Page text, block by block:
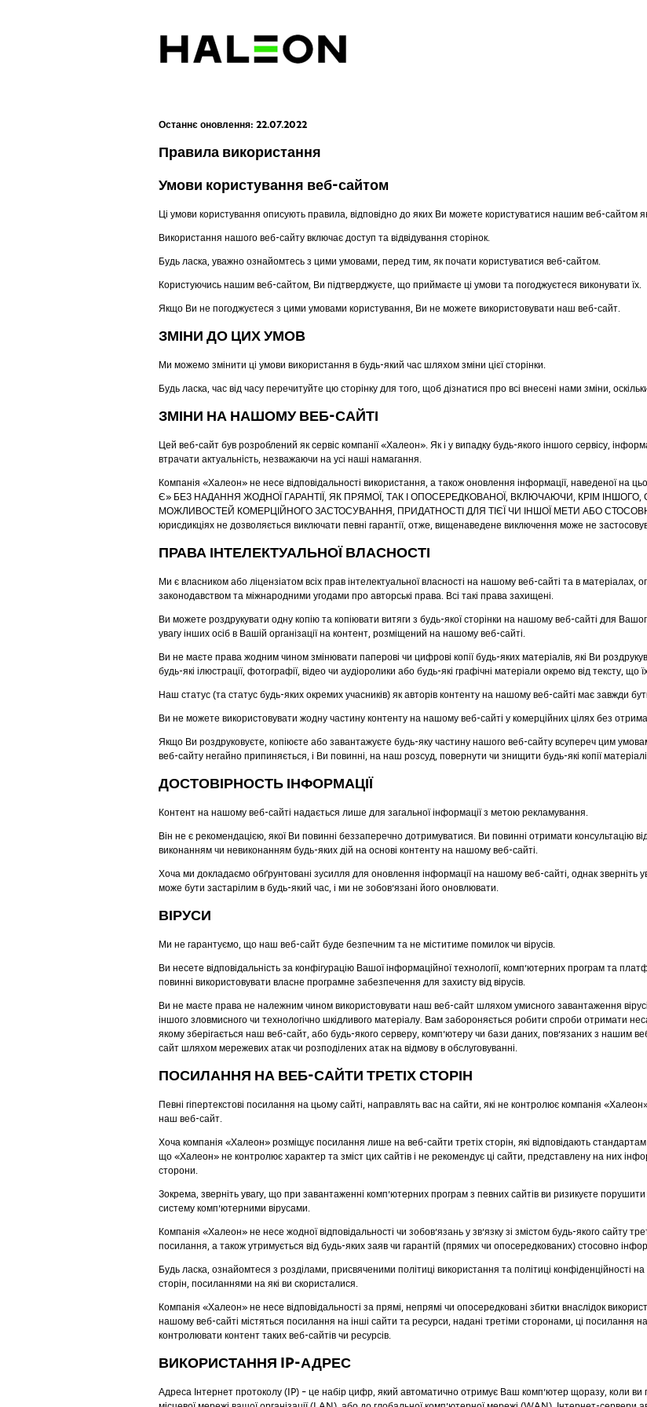
Останнє оновлення: 22.07.2022
Правила використання
Умови користування веб-сайтом
Ці умови користування описують правила, відповідно до яких Ви можете користуватися нашим веб-сайтом як
Використання нашого веб-сайту включає доступ та відвідування сторінок.
Будь ласка, уважно ознайомтесь з цими умовами, перед тим, як почати користуватися веб-сайтом.
Користуючись нашим веб-сайтом, Ви підтверджуєте, що приймаєте ці умови та погоджуєтеся виконувати їх.
Якщо Ви не погоджуєтеся з цими умовами користування, Ви не можете використовувати наш веб-сайт.
ЗМІНИ ДО ЦИХ УМОВ
Ми можемо змінити ці умови використання в будь-який час шляхом зміни цієї сторінки.
Будь ласка, час від часу перечитуйте цю сторінку для того, щоб дізнатися про всі внесені нами зміни,
ЗМІНИ НА НАШОМУ ВЕБ-САЙТІ
Цей веб-сайт був розроблений як сервіс компанії «Халеон». Як і у випадку будь-якого іншого сервісу,
втрачати актуальність, незважаючи на усі наші намагання.
Компанія «Халеон» не несе відповідальності використання, а також оновлення інформації, наведеної на
Є» БЕЗ НАДАННЯ ЖОДНОЇ ГАРАНТІЇ, ЯК ПРЯМОЇ, ТАК І ОПОСЕРЕДКОВАНОЇ, ВКЛЮЧАЮЧИ, КРІМ
МОЖЛИВОСТЕЙ КОМЕРЦІЙНОГО ЗАСТОСУВАННЯ, ПРИДАТНОСТІ ДЛЯ ТІЄЇ ЧИ ІНШОЇ МЕТИ АБО
юрисдикціях не дозволяється виключати певні гарантії, отже, вищенаведене виключення може не
ПРАВА ІНТЕЛЕКТУАЛЬНОЇ ВЛАСНОСТІ
Ми є власником або ліцензіатом всіх прав інтелектуальної власності на нашому веб-сайті та в матеріалах,
законодавством та міжнародними угодами про авторські права. Всі такі права захищені.
Ви можете роздрукувати одну копію та копіювати витяги з будь-якої сторінки на нашому веб-сайті для
увагу інших осіб в Вашій організації на контент, розміщений на нашому веб-сайті.
Ви не маєте права жодним чином змінювати паперові чи цифрові копії будь-яких матеріалів, які Ви
будь-які ілюстрації, фотографії, відео чи аудіоролики або будь-які графічні матеріали окремо від тексту, що
Наш статус (та статус будь-яких окремих учасників) як авторів контенту на нашому веб-сайті має завжди
Ви не можете використовувати жодну частину контенту на нашому веб-сайті у комерційних цілях без
Якщо Ви роздруковуєте, копіюєте або завантажуєте будь-яку частину нашого веб-сайту всупереч цим
веб-сайту негайно припиняється, і Ви повинні, на наш розсуд, повернути чи знищити будь-які копії
ДОСТОВІРНОСТЬ ІНФОРМАЦІЇ
Контент на нашому веб-сайті надається лише для загальної інформації з метою рекламування.
Він не є рекомендацією, якої Ви повинні беззаперечно дотримуватися. Ви повинні отримати консультацію
виконанням чи невиконанням будь-яких дій на основі контенту на нашому веб-сайті.
Хоча ми докладаємо обґрунтовані зусилля для оновлення інформації на нашому веб-сайті, однак зверніть
може бути застарілим в будь-який час, і ми не зобов’язані його оновлювати.
ВІРУСИ
Ми не гарантуємо, що наш веб-сайт буде безпечним та не міститиме помилок чи вірусів.
Ви несете відповідальність за конфігурацію Вашої інформаційної технології, комп’ютерних програм та
повинні використовувати власне програмне забезпечення для захисту від вірусів.
Ви не маєте права не належним чином використовувати наш веб-сайт шляхом умисного завантаження
іншого зловмисного чи технологічно шкідливого матеріалу. Вам забороняється робити спроби отримати
якому зберігається наш веб-сайт, або будь-якого серверу, комп’ютеру чи бази даних, пов’язаних з нашим
сайт шляхом мережевих атак чи розподілених атак на відмову в обслуговуванні.
ПОСИЛАННЯ НА ВЕБ-САЙТИ ТРЕТІХ СТОРІН
Певні гіпертекстові посилання на цьому сайті, направлять вас на сайти, які не контролює компанія
наш веб-сайт.
Хоча компанія «Халеон» розміщує посилання лише на веб-сайти третіх сторін, які відповідають
що «Халеон» не контролює характер та зміст цих сайтів і не рекомендує ці сайти, представлену на них
сторони.
Зокрема, зверніть увагу, що при завантаженні комп’ютерних програм з певних сайтів ви ризикуєте
систему комп’ютерними вірусами.
Компанія «Халеон» не несе жодної відповідальності чи зобов’язань у зв’язку зі змістом будь-якого сайту
посилання, а також утримується від будь-яких заяв чи гарантій (прямих чи опосередкованих) стосовно
Будь ласка, ознайомтеся з розділами, присвяченими політиці використання та політиці конфіденційності
сторін, посиланнями на які ви скористалися.
Компанія «Халеон» не несе відповідальності за прямі, непрямі чи опосередковані збитки внаслідок
нашому веб-сайті містяться посилання на інші сайти та ресурси, надані третіми сторонами, ці
контролювати контент таких веб-сайтів чи ресурсів.
ВИКОРИСТАННЯ IP-АДРЕС
Адреса Інтернет протоколу (IP) – це набір цифр, який автоматично отримує Ваш комп’ютер щоразу, коли ви